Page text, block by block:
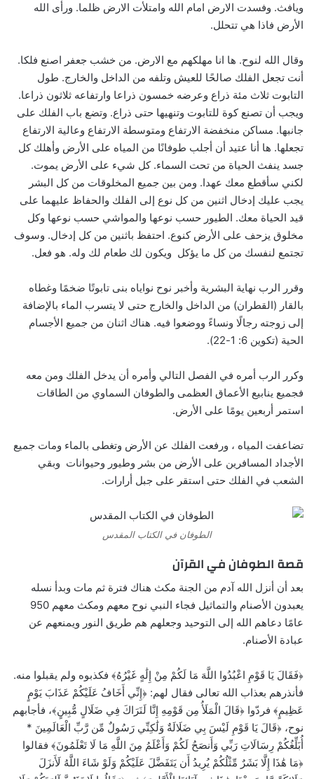
ويافث. وفسدت الارض امام الله وامتلأت الارض ظلما. ورأى الله
الأرض فاذا هي تتحلل.
وقال الله لنوح. ها انا مهلكهم مع الارض. من خشب جعفر اصنع فلكا.
أنت تجعل الفلك صالحًا للعيش وتلفه من الداخل والخارج. طول
التابوت ثلاث مئة ذراع وعرضه خمسون ذراعا وارتفاعه ثلاثون ذراعا.
ويجب أن تصنع كوة للتابوت وتنهيها حتى ذراع. وتضع باب الفلك على
جانبها. مساكن منخفضة الارتفاع ومتوسطة الارتفاع وعالية الارتفاع
تجعلها. ها أنا عتيد أن أجلب طوفانًا من المياه على الأرض وأهلك كل
جسد ينفث الحياة من تحت السماء. كل شيء على الأرض يموت.
لكني سأقطع معك عهدا. ومن بين جميع المخلوقات من كل البشر
يجب عليك إدخال اثنين من كل نوع إلى الفلك والحفاظ عليهما على
قيد الحياة معك. الطيور حسب نوعها والمواشي حسب نوعها وكل
مخلوق يزحف على الأرض كنوع. احتفظ باثنين من كل إدخال. وسوف
تجتمع لنفسك من كل ما يؤكل ويكون لك طعام لك وله. هو فعل.
وقرر الرب نهاية البشرية وأخبر نوح نواياه بنى تابوتًا ضخمًا وغطاه
بالقار (القطران) من الداخل والخارج حتى لا يتسرب الماء بالإضافة
إلى زوجته رجالًا ونساءً ووضعوا فيه. هناك اثنان من جميع الأجسام
الحية (تكوين 6: 1-22).
وكرر الرب أمره في الفصل التالي وأمره أن يدخل الفلك ومن معه
فجميع ينابيع الأعماق العظمى والطوفان السماوي من الطاقات
استمر أربعين يومًا على الأرض.
تضاعفت المياه ، ورفعت الفلك عن الأرض وتغطى بالماء ومات جميع
الأجداد المسافرين على الأرض من بشر وطيور وحيوانات وبقي
الشعب في الفلك حتى استقر على جبل أرارات.
الطوفان في الكتاب المقدس
قصة الطوفان في القرآن
بعد أن أنزل الله آدم من الجنة مكث هناك فترة ثم مات وبدأ نسله
يعبدون الأصنام والتماثيل فجاء النبي نوح معهم ومكث معهم 950
عامًا دعاهم الله إلى التوحيد وجعلهم هم طريق النور ويمنعهم عن
عبادة الأصنام.
﴿فَقَالَ يَا قَوْمِ اعْبُدُوا اللَّهَ مَا لَكُمْ مِنْ إِلَٰهٍ غَيْرُهُ﴾ فكذبوه ولم يقبلوا منه.
فأنذرهم بعذاب الله تعالى فقال لهم: ﴿إِنِّي أَخَافُ عَلَيْكُمْ عَذَابَ يَوْمٍ
عَظِيمٍ﴾ فردّوا ﴿قَالَ الْمَلَأُ مِن قَوْمِهِ إِنَّا لَنَرَاكَ فِي ضَلَالٍ مُّبِينٍ﴾، فأجابهم
نوح، ﴿قَالَ يَا قَوْمِ لَيْسَ بِي ضَلَالَةٌ وَلَٰكِنِّي رَسُولٌ مِّن رَّبِّ الْعَالَمِينَ *
أُبَلِّغُكُمْ رِسَالَاتِ رَبِّي وَأَنصَحُ لَكُمْ وَأَعْلَمُ مِنَ اللَّهِ مَا لَا تَعْلَمُونَ﴾ فقالوا
﴿مَا هَٰذَا إِلَّا بَشَرٌ مِّثْلُكُمْ يُرِيدُ أَن يَتَفَضَّلَ عَلَيْكُمْ وَلَوْ شَاءَ اللَّهُ لَأَنزَلَ